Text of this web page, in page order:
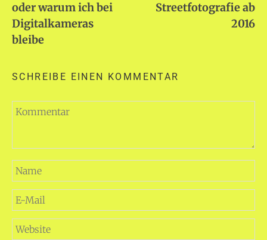
oder warum ich bei
Digitalkameras
bleibe
Streetfotografie ab
2016
SCHREIBE EINEN KOMMENTAR